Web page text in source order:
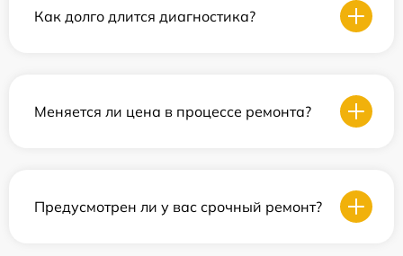
Как долго длится диагностика?
Меняется ли цена в процессе ремонта?
Предусмотрен ли у вас срочный ремонт?